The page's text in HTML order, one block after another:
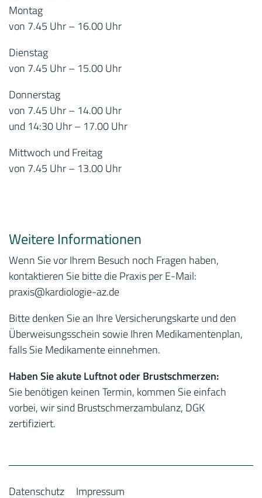
Montag
von 7.45 Uhr – 16.00 Uhr
Dienstag
von 7.45 Uhr – 15.00 Uhr
Donnerstag
von 7.45 Uhr – 14.00 Uhr
und 14:30 Uhr – 17.00 Uhr
Mittwoch und Freitag
von 7.45 Uhr – 13.00 Uhr
Weitere Informationen
Wenn Sie vor Ihrem Besuch noch Fragen haben,
kontaktieren Sie bitte die Praxis per E-Mail:
praxis@kardiologie-az.de
Bitte denken Sie an Ihre Versicherungskarte und den
Überweisungsschein sowie Ihren Medikamentenplan,
falls Sie Medikamente einnehmen.
Haben Sie akute Luftnot oder Brustschmerzen:
Sie benötigen keinen Termin, kommen Sie einfach
vorbei, wir sind Brustschmerzambulanz, DGK
zertifiziert.
Datenschutz Impressum